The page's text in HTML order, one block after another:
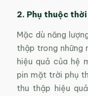
2. Phụ thuộc
Mặc dù năng
thập trong những
hiệu quả của hệ
pin mặt trời phụ
thu thập hiệu